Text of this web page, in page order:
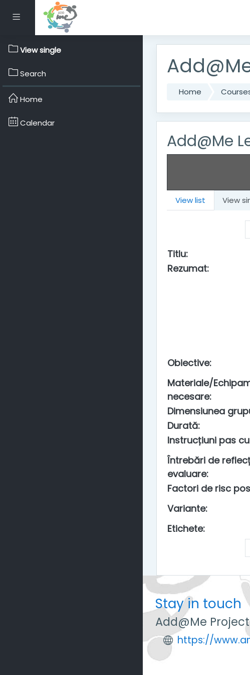
Side panel
Home
Add@Me
View list View
Titlu:
Rezumat:
Obiective:
Materiale/
necesare:
Dimensiunea
Durată:
Instrucțiuni pas
Întrebări de
evaluare:
Factori de risc
Variante:
Etichete:
View single
Search
Home
Calendar
Stay in touch
Add@Me Project
https://